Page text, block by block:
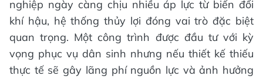
nghiệp ngày càng chịu nhiều áp lực từ biến đổi
khí hậu, hệ thống thủy lợi đóng vai trò đặc biệt
quan trọng. Một công trình được đầu tư với kỳ
vọng phục vụ dân sinh nhưng nếu thiết kế thiếu
thực tế sẽ gây lãng phí nguồn lực và ảnh hưởng